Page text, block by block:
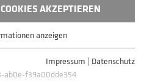
AKZEPTIEREN
Funktionen der
dass die Webseite
anzeigen
Impressum | Datenschutz
ab0e-f39a00dde354